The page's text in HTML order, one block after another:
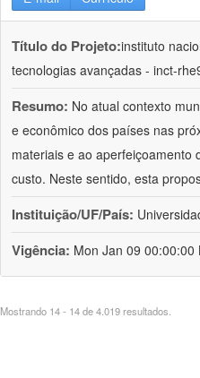
Título do Projeto:instituto
tecnologias avançadas - inct-
Resumo: No atual contexto
e econômico dos países nas
materiais e ao aperfeiçoamento
custo. Neste sentido, esta
Instituição/UF/País:
Vigência: Mon Jan 09
Mostrando 14 - 14 de 4.019 resultados.